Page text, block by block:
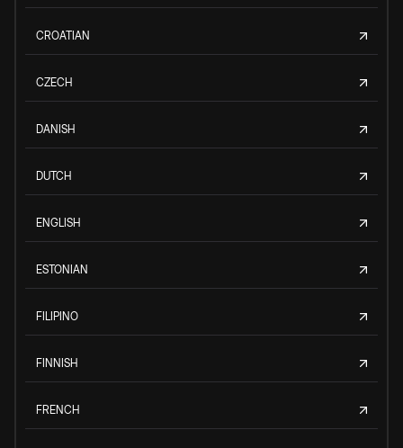
CROATIAN
CZECH
DANISH
DUTCH
ENGLISH
ESTONIAN
FILIPINO
FINNISH
FRENCH